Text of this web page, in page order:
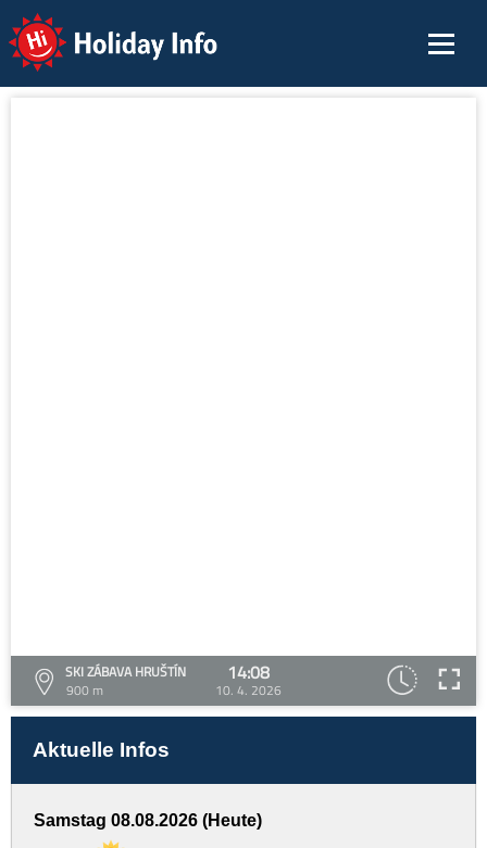
Holiday Info
SKI ZÁBAVA HRUŠTÍN
900 m
14:08
10. 4. 2026
Aktuelle Infos
Samstag 08.08.2026 (Heute)